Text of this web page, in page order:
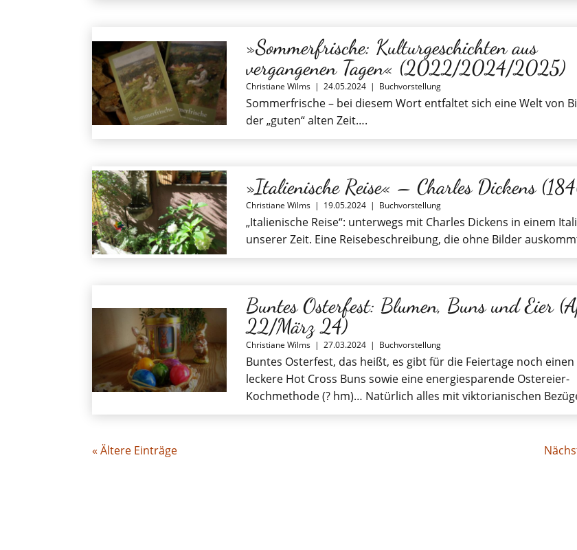
»Sommerfrische: Kulturgeschichten aus
vergangenen Tagen« (2022/2024/2025)
Christiane Wilms | 24.05.2024 | Buchvorstellung
Sommerfrische – bei diesem Wort entfaltet sich eine Welt von
der „guten“ alten Zeit….
»Italienische Reise« – Charles Dickens
Christiane Wilms | 19.05.2024 | Buchvorstellung
„Italienische Reise“: unterwegs mit Charles Dickens in einem
unserer Zeit. Eine Reisebeschreibung, die ohne Bilder
Buntes Osterfest: Blumen, Buns und Eier
22/März 24)
Christiane Wilms | 27.03.2024 | Buchvorstellung
Buntes Osterfest, das heißt, es gibt für die Feiertage noch einen
leckere Hot Cross Buns sowie eine energiesparende Ostereier-
Kochmethode (? hm)… Natürlich alles mit viktorianischen
« Ältere Einträge